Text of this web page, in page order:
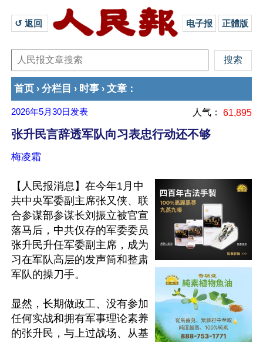
↺ 返回 电子报 正體版
首页 › 分栏目 › 时事 › 文章 ：
2026年5月30日 发表 人气： 61,895
张升民言辞透军队向习表忠行动还不够
梅凌霜
【人民报消息】在今年1月中
共中央军委副主席张又侠、联
合参谋部参谋长刘振立被官宣
落马后，中共仅存的军委委员
张升民升任军委副主席，成为
习在军队高层的发声筒和整肃
军队的操刀手。
显然，长期做政工、没有参加
任何实战和拥有军事理论素养
的张升民，与上过战场、从基